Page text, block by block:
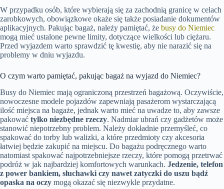
W przypadku osób, które wybierają się za zachodnią granicę w celach
zarobkowych, obowiązkowe okaże się także posiadanie dokumentów
aplikacyjnych. Pakując bagaż, należy pamiętać, że busy do Niemiec
mogą mieć ustalone pewne limity, dotyczące wielkości lub ciężaru.
Przed wyjazdem warto sprawdzić tę kwestię, aby nie narazić się na
problemy w dniu wyjazdu.
O czym warto pamiętać, pakując bagaż na wyjazd do Niemiec?
Busy do Niemiec mają ograniczoną przestrzeń bagażową. Oczywiście,
nowoczesne modele pojazdów zapewniają pasażerom wystarczającą
ilość miejsca na bagaże, jednak warto mieć na uwadze to, aby zawsze
pakować tylko niezbędne rzeczy. Nadmiar ubrań czy gadżetów może
stanowić niepotrzebny problem. Należy dokładnie przemyśleć, co
spakować do torby lub walizki, a które przedmioty czy akcesoria
łatwiej będzie zakupić na miejscu. Do bagażu podręcznego warto
natomiast spakować najpotrzebniejsze rzeczy, które pomogą przetrwać
podróż w jak najbardziej komfortowych warunkach. Jedzenie, telefon
z power bankiem, słuchawki czy nawet zatyczki do uszu bądź
opaska na oczy mogą okazać się niezwykle przydatne.